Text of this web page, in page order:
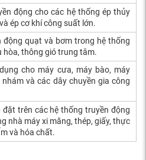
động cho các hệ thống ép thủy
ép cơ khí công suất lớn.
động quạt và bơm trong hệ thống
hòa, thông gió trung tâm.
cho máy cưa, máy bào, máy
nhám và các dây chuyền gia công
đặt trên các hệ thống truyền động
nhà máy xi măng, thép, giấy, thực
và hóa chất.